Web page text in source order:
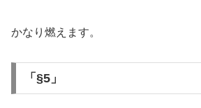
かなり燃えます。
「§5」